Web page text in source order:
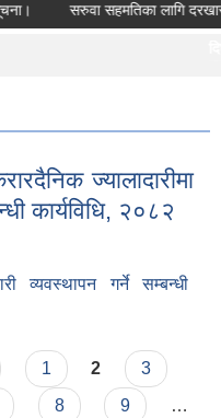
सरुवा सहमतिका लागि
ज्यालादारीमा
कार्यविधि, २०८२
व्यवस्थापन गर्ने सम्बन्धी
कार्यविधि, २०८२
1 2
3
8 9
…